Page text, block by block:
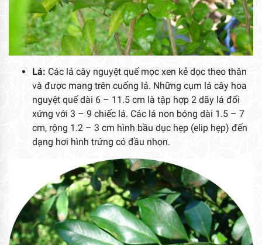
Lá: Các lá cây nguyệt quế mọc xen kẻ dọc theo thân
và được mang trên cuống lá. Những cụm lá cây hoa
nguyệt quế dài 6 – 11.5 cm là tập hợp 2 dãy lá đối
xứng với 3 – 9 chiếc lá. Các lá non bóng dài 1.5 – 7
cm, rộng 1.2 – 3 cm hình bầu dục hẹp (elip hẹp) đến
dạng hơi hình trứng có đầu nhọn.